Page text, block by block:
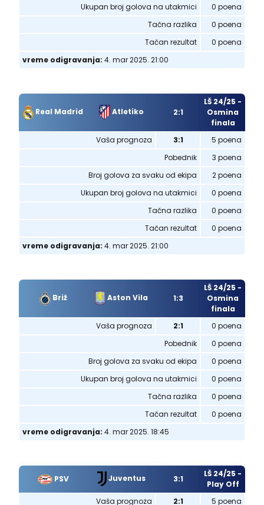
Ukupan broj golova na utakmici
0 poena
Tačna razlika
0 poena
Tačan rezultat
0 poena
vreme odigravanja: 4. mar 2025. 21:00
Real Madrid Atletiko 2:1
LŠ 24/25 -
Osmina
finala
Vaša prognoza
3:1
5 poena
Pobednik
3 poena
Broj golova za svaku od ekipa
2 poena
Ukupan broj golova na utakmici
0 poena
Tačna razlika
0 poena
Tačan rezultat
0 poena
vreme odigravanja: 4. mar 2025. 21:00
Briž Aston Vila 1:3
LŠ 24/25 -
Osmina
finala
Vaša prognoza
2:1
0 poena
Pobednik
0 poena
Broj golova za svaku od ekipa
0 poena
Ukupan broj golova na utakmici
0 poena
Tačna razlika
0 poena
Tačan rezultat
0 poena
vreme odigravanja: 4. mar 2025. 18:45
PSV Juventus 3:1
LŠ 24/25 -
Play Off
Vaša prognoza
2:1
5 poena